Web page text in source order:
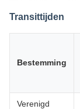
Transittijden
Bestemming
Verenigd